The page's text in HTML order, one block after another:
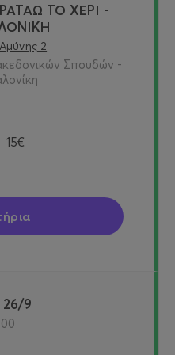
ΤΟ ΧΕΡΙ -
2
Σπουδών -
15€
26/9